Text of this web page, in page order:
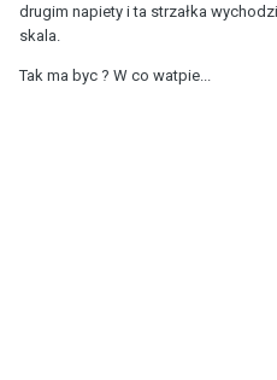
drugim napiety i ta strzałka
skala.
Tak ma byc ? W co watpie...